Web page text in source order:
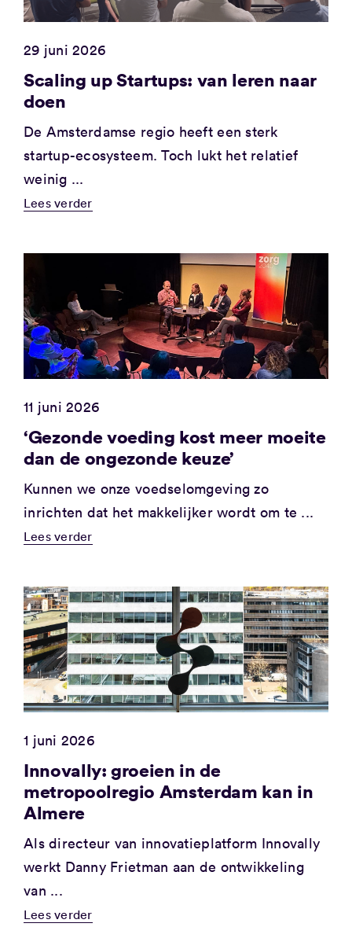
29 juni 2026
Scaling up Startups: van leren naar
doen
De Amsterdamse regio heeft een sterk
startup-ecosysteem. Toch lukt het relatief
weinig ...
Lees verder
11 juni 2026
‘Gezonde voeding kost meer moeite
dan de ongezonde keuze’
Kunnen we onze voedselomgeving zo
inrichten dat het makkelijker wordt om te ...
Lees verder
1 juni 2026
Innovally: groeien in de
metropoolregio Amsterdam kan in
Almere
Als directeur van innovatieplatform Innovally
werkt Danny Frietman aan de ontwikkeling
van ...
Lees verder